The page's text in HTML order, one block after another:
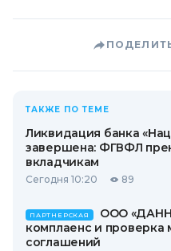
ТАКЖЕ ПО ТЕМЕ
Ликвидация банка
завершена: ФГВФЛ
вкладчикам
Сегодня 10:20 89
ПАРТНЕРСКАЯ
ООО
комплаенс и
соглашений